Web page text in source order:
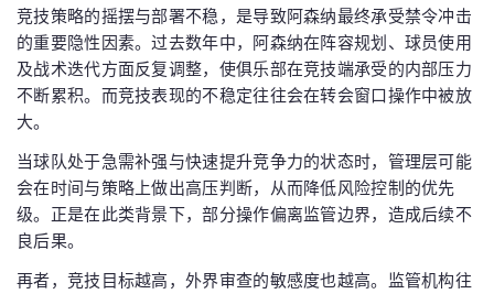
竞技策略的摇摆与部署不稳，是导致阿森纳最终承受禁令冲击
的重要隐性因素。过去数年中，阿森纳在阵容规划、球员使用
及战术迭代方面反复调整，使俱乐部在竞技端承受的内部压力
不断累积。而竞技表现的不稳定往往会在转会窗口操作中被放
大。
当球队处于急需补强与快速提升竞争力的状态时，管理层可能
会在时间与策略上做出高压判断，从而降低风险控制的优先
级。正是在此类背景下，部分操作偏离监管边界，造成后续不
良后果。
再者，竞技目标越高，外界审查的敏感度也越高。监管机构往